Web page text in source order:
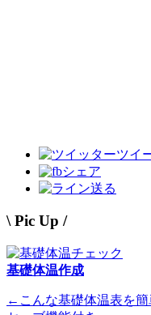
ツイ
シェア
送る
\ Pic Up /
基礎体温作成
←こんな基礎体温表を簡